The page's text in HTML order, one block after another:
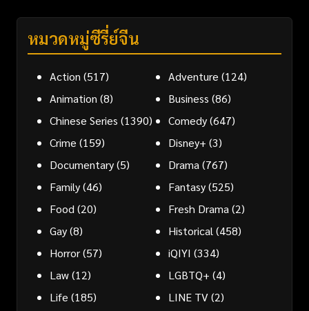
หมวดหมู่ซีรี่ย์จีน
Action (517) Adventure (124)
Animation (8) Business (86)
Chinese Series (1390) Comedy(647)
Crime (159) Disney+ (3)
Documentary(5) Drama(767)
Family(46) Fantasy(525)
Food(20) Fresh Drama(2)
Gay(8) Historical(458)
Horror(57) iQIYI (334)
Law(12) LGBTQ+ (4)
Life (185) LINE TV(2)